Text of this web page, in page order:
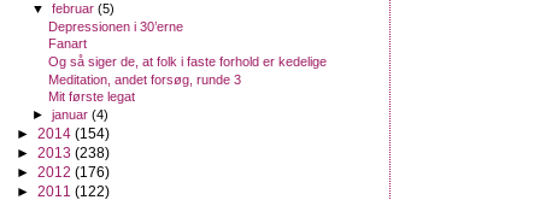
▼februar(5)
Depressionen i 30’erne
Fanart
Og så siger de, at folk i faste forhold er kedelige
Meditation, andet forsøg, runde 3
Mit første legat
►januar(4)
► 2014 (154)
► 2013 (238)
► 2012 (176)
► 2011 (122)